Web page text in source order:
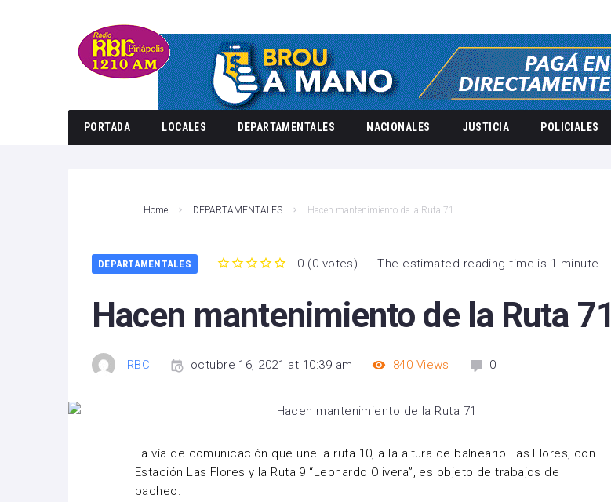
PORTADA LOCALES DEPARTAMENTALES NACIONALES JUSTICIA POLICIALES
Home DEPARTAMENTALES Hacen mantenimiento de la Ruta 71
DEPARTAMENTALES 0 (0 votes) The estimated reading time is 1 minute
Hacen mantenimiento de la Ruta 71
RBC octubre 16, 2021 at 10:39 am 840 Views 0
La vía de comunicación que une la ruta 10, a la altura de balneario Las Flores, con
Estación Las Flores y la Ruta 9 “Leonardo Olivera”, es objeto de trabajos de
bacheo.